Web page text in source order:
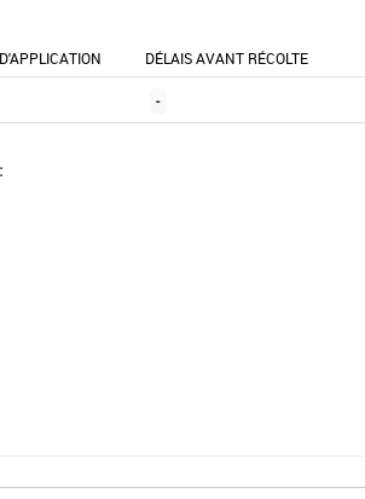
DÉLAIS AVANT RÉCOLTE
-